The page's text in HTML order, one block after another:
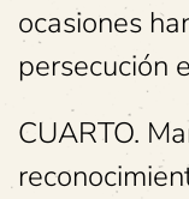
ocasiones
persecución
CUARTO.